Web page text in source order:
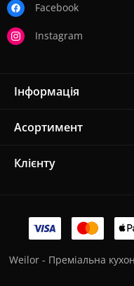
Facebook
Instagram
Інформація
Асортимент
Клієнту
Weilor - Преміальна